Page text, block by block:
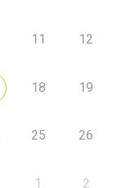
11 12
18 19
25 26
1 2